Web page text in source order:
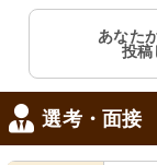
あなた
投稿
選考・面接